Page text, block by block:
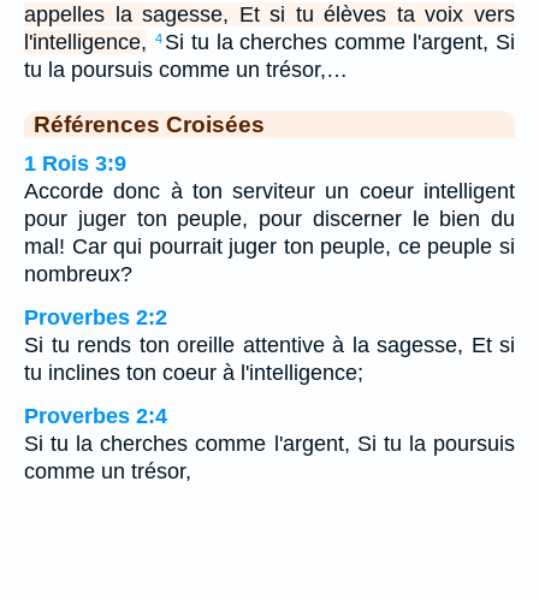
appelles la sagesse, Et si tu élèves ta voix vers
l'intelligence,
4 Si tu la cherches comme l'argent, Si
tu la poursuis comme un trésor,…
Références Croisées
1 Rois 3:9
Accorde donc à ton serviteur un coeur intelligent
pour juger ton peuple, pour discerner le bien du
mal! Car qui pourrait juger ton peuple, ce peuple si
nombreux?
Proverbes 2:2
Si tu rends ton oreille attentive à la sagesse, Et si
tu inclines ton coeur à l'intelligence;
Proverbes 2:4
Si tu la cherches comme l'argent, Si tu la poursuis
comme un trésor,